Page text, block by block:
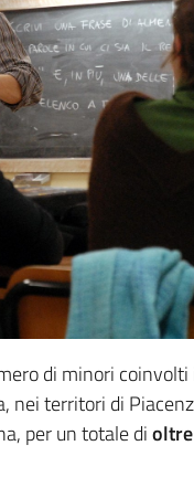
di minori coinvolti
nei territori di
per un totale di